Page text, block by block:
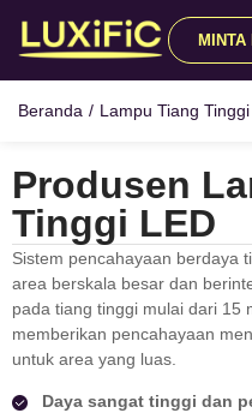
MINTA
Beranda / Lampu Tiang
Produsen
Tinggi LED
Sistem pencahayaan berdaya
area berskala besar dan
pada tiang tinggi mulai dari 15
memberikan pencahayaan
untuk area yang luas.
Daya sangat tinggi dan